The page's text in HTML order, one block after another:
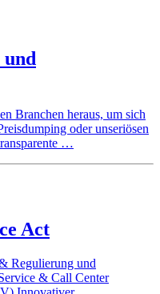
und
Branchen heraus, um sich
oder unseriösen
…
Act
Regulierung und
& Call Center